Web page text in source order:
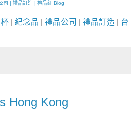
司 | 禮品訂造 | 禮品紅 Blog
紀念品 禮品公司 禮品訂造
台
Hong Kong